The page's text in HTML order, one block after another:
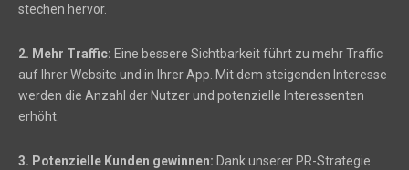
stechen hervor.
2. Mehr Traffic: Eine bessere Sichtbarkeit führt zu mehr Traffic
auf Ihrer Website und in Ihrer App. Mit dem steigenden Interesse
werden die Anzahl der Nutzer und potenzielle Interessenten
erhöht.
3. Potenzielle Kunden gewinnen: Dank unserer PR-Strategie